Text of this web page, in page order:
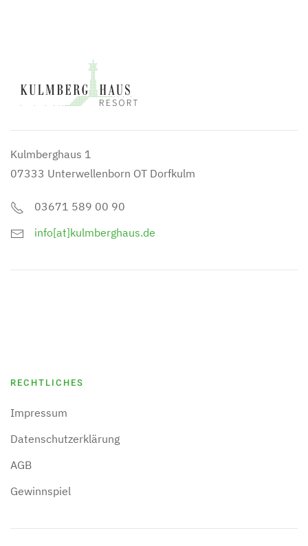
Kulmberghaus 1
07333 Unterwellenborn OT Dorfkulm
03671 589 00 90
info[at]kulmberghaus.de
RECHTLICHES
Impressum
Datenschutzerklärung
AGB
Gewinnspiel